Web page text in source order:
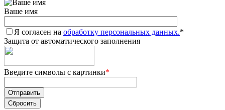
Ваше имя
Я согласен на обработку персональных данных.*
Защита от автоматического заполнения
Введите символы с картинки*